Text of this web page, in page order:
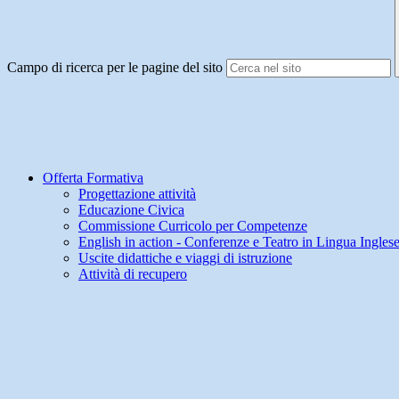
Campo di ricerca per le pagine del sito
Offerta Formativa
Progettazione attività
Educazione Civica
Commissione Curricolo per Competenze
English in action - Conferenze e Teatro in Lingua Inglese
Uscite didattiche e viaggi di istruzione
Attività di recupero